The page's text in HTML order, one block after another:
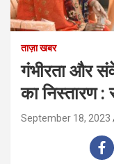
ताज़ा खबर
गंभीरता और
का निस्तारण :
September 18, 2023